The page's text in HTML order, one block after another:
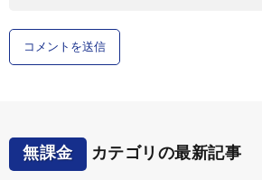
無課金 カテゴリの最新記事